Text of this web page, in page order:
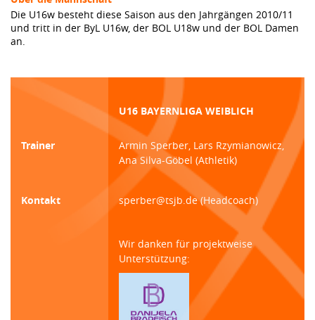
Die U16w besteht diese Saison aus den Jahrgängen 2010/11
und tritt in der ByL U16w, der BOL U18w und der BOL Damen
an.
U16 BAYERNLIGA WEIBLICH
Trainer
Armin Sperber, Lars Rzymianowicz,
Ana Silva-Göbel (Athletik)
Kontakt sperber@tsjb.de (Headcoach)
Wir danken für projektweise
Unterstützung: